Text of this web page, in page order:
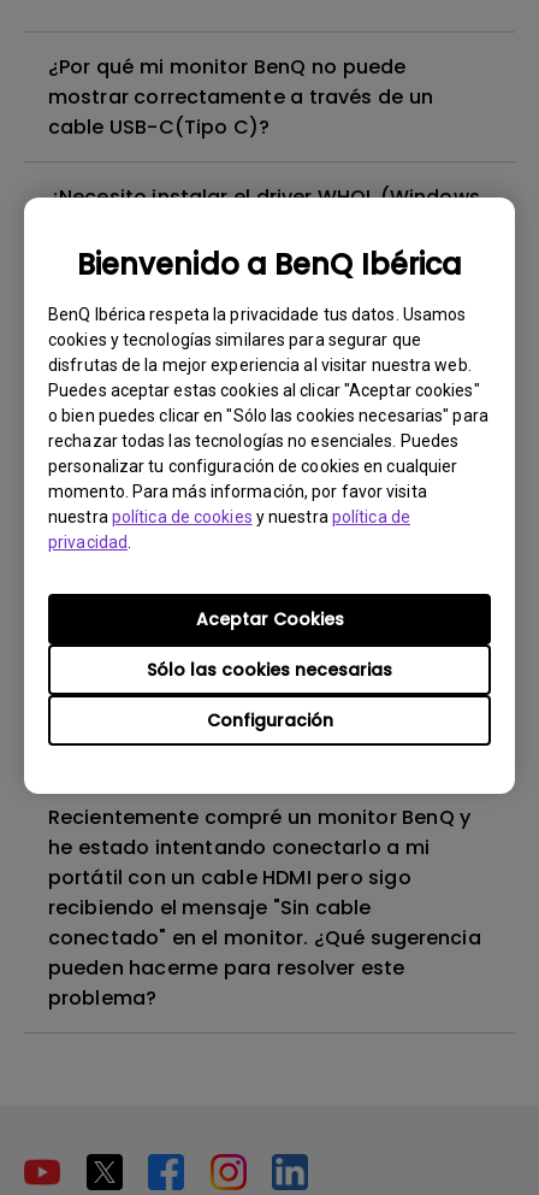
Bienvenido a BenQ Ibérica
BenQ Ibérica respeta la privacidade tus datos. Usamos
cookies y tecnologías similares para segurar que
disfrutas de la mejor experiencia al visitar nuestra web.
Puedes aceptar estas cookies al clicar "Aceptar cookies"
o bien puedes clicar en "Sólo las cookies necesarias" para
rechazar todas las tecnologías no esenciales. Puedes
personalizar tu configuración de cookies en cualquier
momento. Para más información, por favor visita
nuestra política de cookies y nuestra política de
privacidad
Configuración
Sólo las cookies necesarias
Aceptar Cookies
¿Por qué mi monitor BenQ no puede
mostrar correctamente a través de un
cable USB-C(Tipo C)?
¿Necesito instalar el driver WHQL (Windows
monitor de BenQ? ¿Hay una versión
¿Hay alguna película protectora o película
de plástico sobre la pantalla de mi monitor
de BenQ que deba quitarse?
¿Todos los monitores de BenQ o solo
algunos están libres de mercurio?
¿El monitor de BenQ utiliza iluminación LED
de matriz completa o iluminación LED con
luz de borde?
¿Por qué mi monitor no reconoce la señal
de entrada automáticamente?
Recientemente compré un monitor BenQ y
he estado intentando conectarlo a mi
portátil con un cable HDMI pero sigo
recibiendo el mensaje "Sin cable
conectado" en el monitor. ¿Qué sugerencia
pueden hacerme para resolver este
problema?